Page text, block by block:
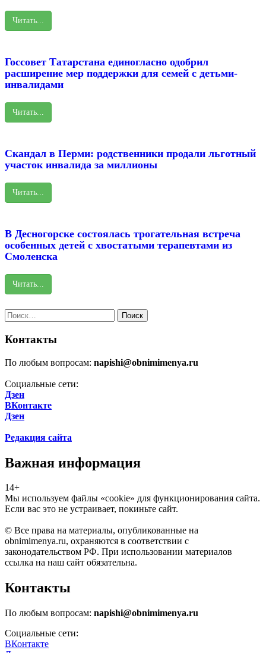
Читать...
Госсовет Татарстана единогласно одобрил
расширение мер поддержки для семей с детьми-
инвалидами
Читать...
Скандал в Перми: родственники продали льготный
участок инвалида за миллионы
Читать...
В Десногорске состоялась трогательная встреча
особенных детей с хвостатыми терапевтами из
Смоленска
Читать...
Найти:
Контакты
По любым вопросам: napishi@obnimimenya.ru
Социальные сети:
Дзен
ВКонтакте
Дзен
Редакция сайта
Важная информация
14+
Мы используем файлы «cookie» для функционирования сайта.
Если вас это не устраивает, покиньте сайт.
© Все права на материалы, опубликованные на
obnimimenya.ru, охраняются в соответствии с
законодательством РФ. При использовании материалов
ссылка на наш сайт обязательна.
Контакты
По любым вопросам: napishi@obnimimenya.ru
Социальные сети:
ВКонтакте